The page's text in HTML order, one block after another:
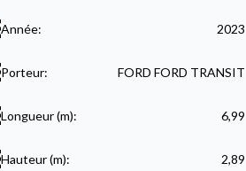
Année: 2023
Porteur: FORD FORD TRANSIT
Longueur (m): 6,99
Hauteur (m): 2,89